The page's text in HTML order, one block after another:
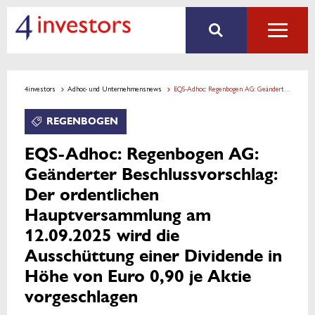
4investors Adhoc- und Unternehmensnews EQS-Adhoc: Regenbogen AG: Geänderter Beschlussvorschlag: Der ordentlichen Hauptversammlung am 12.09.2025 wird die Ausschüttung einer Dividende in Höhe von Euro 0,90 je Aktie vorgeschlagen
REGENBOGEN
EQS-Adhoc: Regenbogen AG:
Geänderter Beschlussvorschlag:
Der ordentlichen
Hauptversammlung am
12.09.2025 wird die
Ausschüttung einer Dividende in
Höhe von Euro 0,90 je Aktie
vorgeschlagen